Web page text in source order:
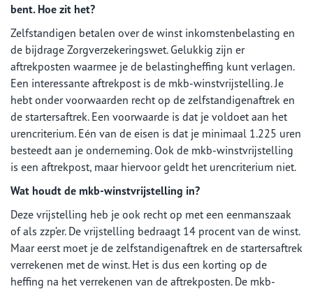
bent. Hoe zit het?
Zelfstandigen betalen over de winst inkomstenbelasting en
de bijdrage Zorgverzekeringswet. Gelukkig zijn er
aftrekposten waarmee je de belastingheffing kunt verlagen.
Een interessante aftrekpost is de mkb-winstvrijstelling. Je
hebt onder voorwaarden recht op de zelfstandigenaftrek en
de startersaftrek. Een voorwaarde is dat je voldoet aan het
urencriterium. Eén van de eisen is dat je minimaal 1.225 uren
besteedt aan je onderneming. Ook de mkb-winstvrijstelling
is een aftrekpost, maar hiervoor geldt het urencriterium niet.
Wat houdt de mkb-winstvrijstelling in?
Deze vrijstelling heb je ook recht op met een eenmanszaak
of als zzp’er. De vrijstelling bedraagt 14 procent van de winst.
Maar eerst moet je de zelfstandigenaftrek en de startersaftrek
verrekenen met de winst. Het is dus een korting op de
heffing na het verrekenen van de aftrekposten. De mkb-